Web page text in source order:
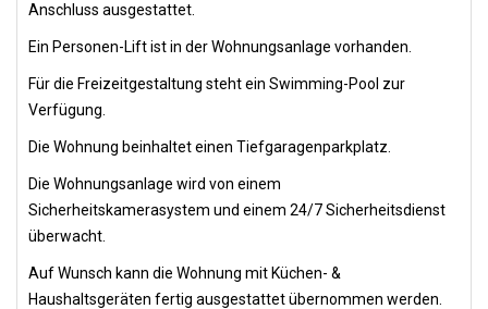
Anschluss ausgestattet.
Ein Personen-Lift ist in der Wohnungsanlage vorhanden.
Für die Freizeitgestaltung steht ein Swimming-Pool zur
Verfügung.
Die Wohnung beinhaltet einen Tiefgaragenparkplatz.
Die Wohnungsanlage wird von einem
Sicherheitskamerasystem und einem 24/7 Sicherheitsdienst
überwacht.
Auf Wunsch kann die Wohnung mit Küchen- &
Haushaltsgeräten fertig ausgestattet übernommen werden.